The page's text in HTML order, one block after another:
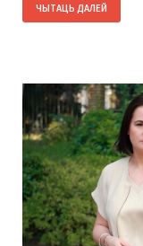
ЧЫТАЦЬ ДАЛЕЙ